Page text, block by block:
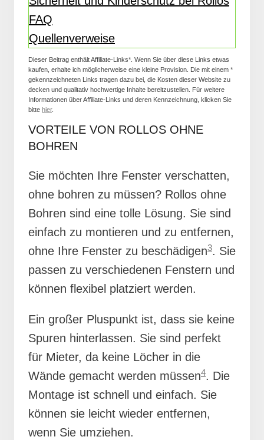
FAQ
Quellenverweise
Dieser Beitrag enthält Affiliate-Links*. Wenn Sie über diese Links etwas
kaufen, erhalte ich möglicherweise eine kleine Provision. Die mit einem *
gekennzeichneten Links tragen dazu bei, die Kosten dieser Website zu
decken und qualitativ hochwertige Inhalte bereitzustellen. Für weitere
Informationen über Affiliate-Links und deren Kennzeichnung, klicken Sie
bitte hier.
VORTEILE VON ROLLOS OHNE
BOHREN
Sie möchten Ihre Fenster verschatten,
ohne bohren zu müssen? Rollos ohne
Bohren sind eine tolle Lösung. Sie sind
einfach zu montieren und zu entfernen,
ohne Ihre Fenster zu beschädigen3. Sie
passen zu verschiedenen Fenstern und
können flexibel platziert werden.
Ein großer Pluspunkt ist, dass sie keine
Spuren hinterlassen. Sie sind perfekt
für Mieter, da keine Löcher in die
Wände gemacht werden müssen4. Die
Montage ist schnell und einfach. Sie
können sie leicht wieder entfernen,
wenn Sie umziehen.